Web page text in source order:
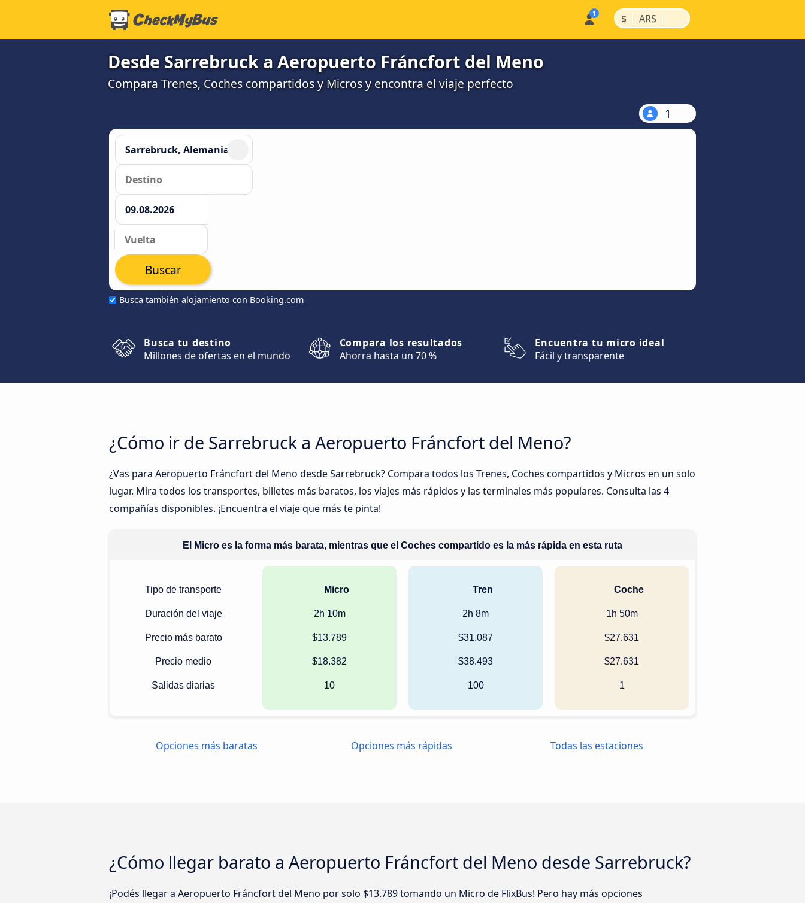
$ | ARS |
Desde Sarrebruck a Aeropuerto Fráncfort del Meno
Compara Trenes, Coches compartidos y Micros y encontra el viaje perfecto
1
Busca también alojamiento con Booking.com
Buscar
Busca tu destino
Millones de ofertas en el mundo
Compara los resultados
Ahorra hasta un 70 %
Encuentra tu micro ideal
Fácil y transparente
¿Cómo ir de Sarrebruck a Aeropuerto Fráncfort del Meno?
¿Vas para Aeropuerto Fráncfort del Meno desde Sarrebruck? Compara todos los Trenes, Coches compartidos y Micros en un solo
lugar. Mira todos los transportes, billetes más baratos, los viajes más rápidos y las terminales más populares. Consulta las 4
compañías disponibles. ¡Encuentra el viaje que más te pinta!
El Micro es la forma más barata, mientras que el Coches compartido es la más rápida en esta ruta
Tipo de transporte
Duración del viaje
Precio más barato
Precio medio
Salidas diarias
Micro
2h 10m
$13.789
$18.382
10
Tren
2h 8m
$31.087
$38.493
100
Coche
1h 50m
$27.631
$27.631
1
Opciones más baratas Opciones más rápidas Todas las estaciones
¿Cómo llegar barato a Aeropuerto Fráncfort del Meno desde Sarrebruck?
¡Podés llegar a Aeropuerto Fráncfort del Meno por solo $13.789 tomando un Micro de FlixBus! Pero hay más opciones